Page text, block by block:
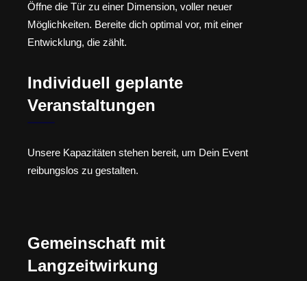
Öffne die Tür zu einer Dimension, voller neuer
Möglichkeiten. Bereite dich optimal vor, mit einer
Entwicklung, die zählt.
Individuell geplante
Veranstaltungen
Unsere Kapazitäten stehen bereit, um Dein Event
reibungslos zu gestalten.
Gemeinschaft mit
Langzeitwirkung